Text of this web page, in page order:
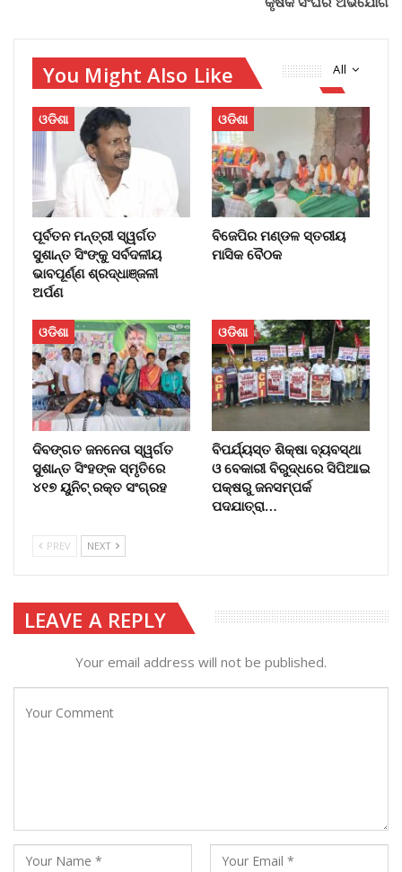
All
You Might Also Like
ଓଡିଶା
ପୂର୍ବତନ ମନ୍ତ୍ରୀ ସ୍ୱର୍ଗତ
ସୁଶାନ୍ତ ସିଂଙ୍କୁ ସର୍ବଦଳୀୟ
ଭାବପୂର୍ଣ୍ଣ ଶ୍ରଦ୍ଧାଞ୍ଜଳୀ
ଅର୍ପଣ
ଓଡିଶା
ବିଜେପିର ମଣ୍ଡଳ ସ୍ତରୀୟ
ମାସିକ ବୈଠକ
ଓଡିଶା
ଦିବଙ୍ଗତ ଜନନେତା ସ୍ୱର୍ଗତ
ସୁଶାନ୍ତ ସିଂହଙ୍କ ସ୍ମୃତିରେ
୪୧୭ ୟୁନିଟ୍ ରକ୍ତ ସଂଗ୍ରହ
ଓଡିଶା
ବିପର୍ଯ୍ୟସ୍ତ ଶିକ୍ଷା ବ୍ୟବସ୍ଥା
ଓ ବେକାରୀ ବିରୁଦ୍ଧରେ ସିପିଆଇ
ପକ୍ଷରୁ ଜନସମ୍ପର୍କ
ପଦଯାତ୍ରା…
PREV NEXT
LEAVE A REPLY
Your email address will not be published.